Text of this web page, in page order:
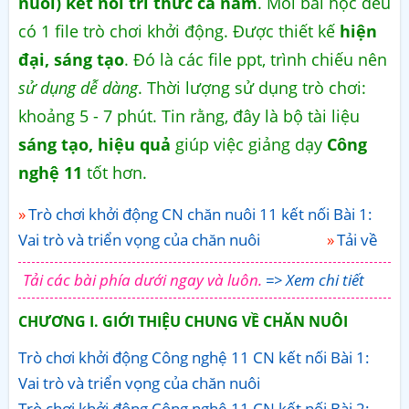
có 1 file trò chơi khởi động. Được thiết kế hiện
đại, sáng tạo. Đó là các file ppt, trình chiếu nên
sử dụng dễ dàng. Thời lượng sử dụng trò chơi:
khoảng 5 - 7 phút. Tin rằng, đây là bộ tài liệu
sáng tạo, hiệu quả giúp việc giảng dạy Công
nghệ 11 tốt hơn.
Trò chơi khởi động CN chăn nuôi 11 kết nối Bài 1:
Vai trò và triển vọng của chăn nuôi
Tải về
Tải các bài phía dưới ngay và luôn. => Xem chi tiết
CHƯƠNG I. GIỚI THIỆU CHUNG VỀ CHĂN NUÔI
Trò chơi khởi động Công nghệ 11 CN kết nối Bài 1:
Vai trò và triển vọng của chăn nuôi